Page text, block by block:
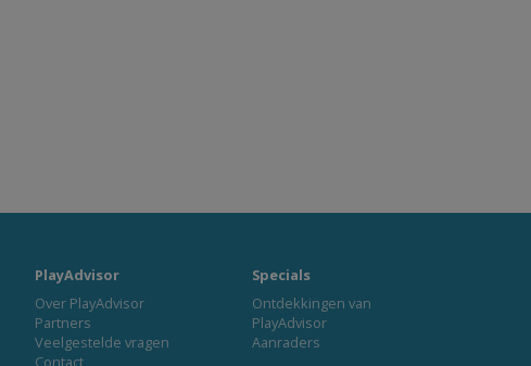
PlayAdvisor
Over PlayAdvisor
Partners
Veelgestelde vragen
Contact
Specials
Ontdekkingen van
PlayAdvisor
Aanraders